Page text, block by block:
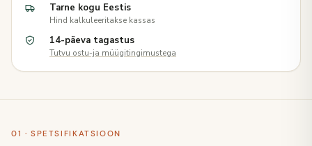
Tarne kogu Eestis
Hind kalkuleeritakse kassas
14-päeva tagastus
Tutvu ostu-ja müügitingimustega
01 · SPETSIFIKATSIOON